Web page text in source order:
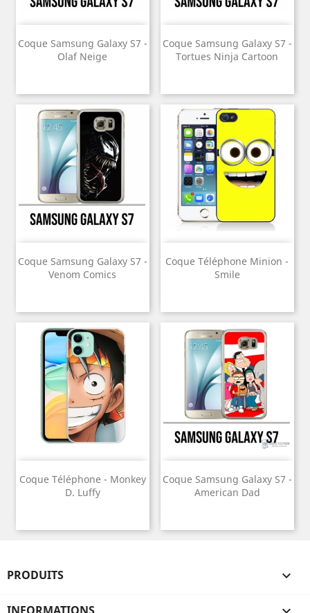
Coque Samsung Galaxy S7 -
Olaf Neige
Coque Samsung Galaxy S7 -
Tortues Ninja Cartoon
Coque Samsung Galaxy S7 -
Venom Comics
Coque Téléphone Minion -
Smile
Coque Téléphone - Monkey
D. Luffy
Coque Samsung Galaxy S7 -
American Dad
PRODUITS 